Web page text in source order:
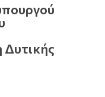
Δυτικής